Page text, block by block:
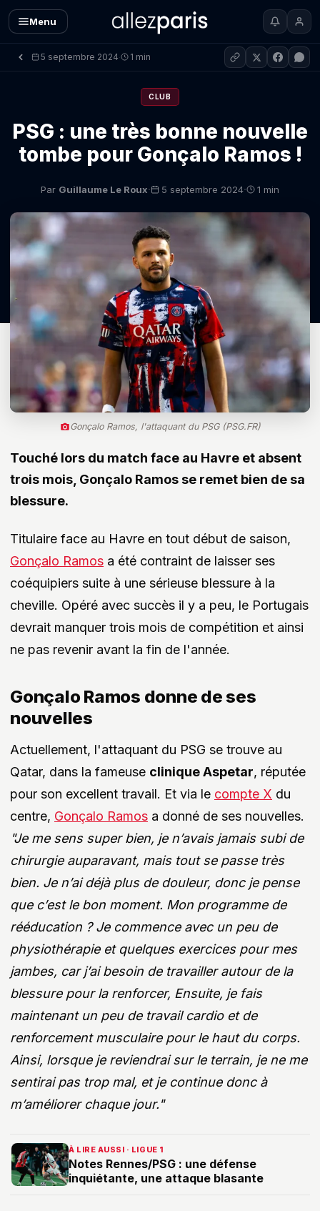
Menu
5 septembre 2024· 1 min
CLUB
PSG : une très bonne nouvelle
tombe pour Gonçalo Ramos !
Par Guillaume Le Roux· 5 septembre 2024· 1 min
Gonçalo Ramos, l'attaquant du PSG (PSG.FR)
Touché lors du match face au Havre et absent
trois mois, Gonçalo Ramos se remet bien de sa
blessure.
Titulaire face au Havre en tout début de saison,
Gonçalo Ramos a été contraint de laisser ses
coéquipiers suite à une sérieuse blessure à la
cheville. Opéré avec succès il y a peu, le Portugais
devrait manquer trois mois de compétition et ainsi
ne pas revenir avant la fin de l'année.
Gonçalo Ramos donne de ses
nouvelles
Actuellement, l'attaquant du PSG se trouve au
Qatar, dans la fameuse clinique Aspetar, réputée
pour son excellent travail. Et via le compte X du
centre, Gonçalo Ramos a donné de ses nouvelles.
"Je me sens super bien, je n’avais jamais subi de
chirurgie auparavant, mais tout se passe très
bien. Je n’ai déjà plus de douleur, donc je pense
que c’est le bon moment. Mon programme de
rééducation ? Je commence avec un peu de
physiothérapie et quelques exercices pour mes
jambes, car j’ai besoin de travailler autour de la
blessure pour la renforcer, Ensuite, je fais
maintenant un peu de travail cardio et de
renforcement musculaire pour le haut du corps.
Ainsi, lorsque je reviendrai sur le terrain, je ne me
sentirai pas trop mal, et je continue donc à
m’améliorer chaque jour."
À LIRE AUSSI · LIGUE 1
Notes Rennes/PSG : une défense
inquiétante, une attaque blasante